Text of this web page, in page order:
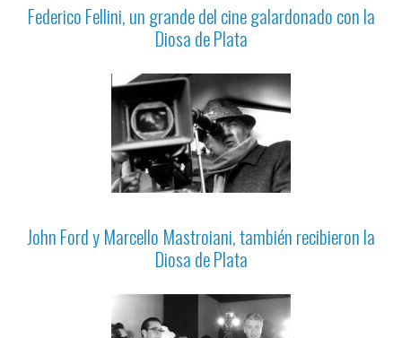
Federico Fellini, un grande del cine galardonado con la
Diosa de Plata
John Ford y Marcello Mastroiani, también recibieron la
Diosa de Plata